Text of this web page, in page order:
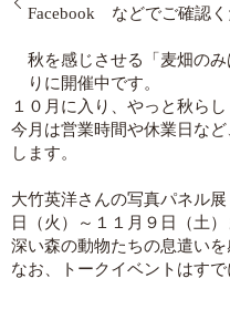
Facebook などでご確認く
秋を感じさせる「麦畑の
りに開催中です。
１０月に入り、やっと秋らし
今月は営業時間や休業日な
します。
大竹英洋さんの写真パネル
日（火）～１１月９日（土）
深い森の動物たちの息遣いを
なお、トークイベントはすで